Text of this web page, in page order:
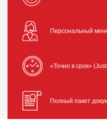
Персональный
«Точно в срок»
Полный пакет